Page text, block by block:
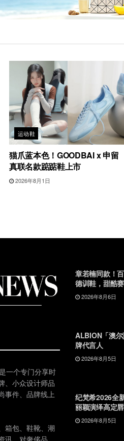
运动鞋
猫爪蓝本色！GOODBAI x 申留
真联名款踮踮鞋上市
2026年8月1日
一个专门分享时
、小众设计师品
事件、品牌线上
箱包、鞋靴、潮
章若楠同款！
德训鞋，甜酷
2026年8月6日
ALBION「澳
牌代言人
2026年8月5日
纪梵希2026全
丽颖演绎高定
2026年8月5日